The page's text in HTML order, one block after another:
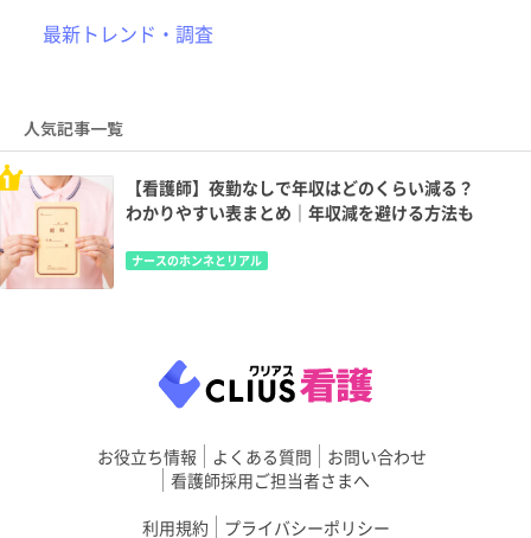
最新トレンド・調査
人気記事一覧
【看護師】夜勤なしで年収はどのくらい減る？
わかりやすい表まとめ｜年収減を避ける方法も
ナースのホンネとリアル
お役立ち情報 よくある質問
お問い合わせ
看護師採用ご担当者さまへ
利用規約
プライバシーポリシー